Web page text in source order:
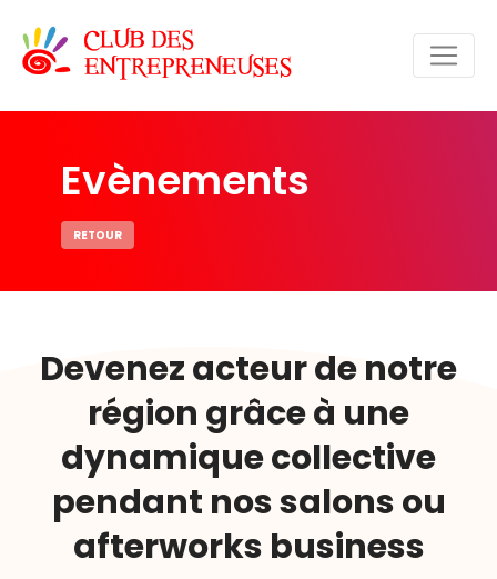
Evènements
RETOUR
Devenez acteur de notre
région grâce à une
dynamique collective
pendant nos salons ou
afterworks business